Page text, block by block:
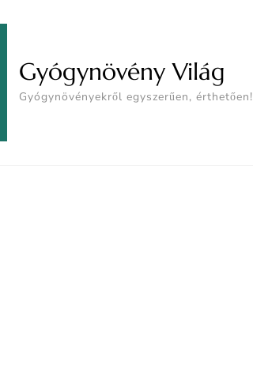
Gyógynövény Világ
Gyógynövényekről egyszerűen, érthetően!